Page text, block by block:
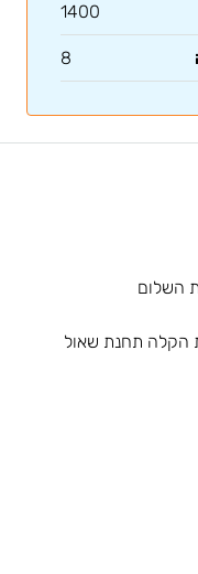
1400
8
השלום
תחנת שאול